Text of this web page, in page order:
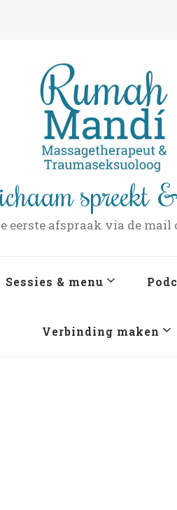
spreekt
eerste afspraak via de
Sessies & menu
Verbinding maken